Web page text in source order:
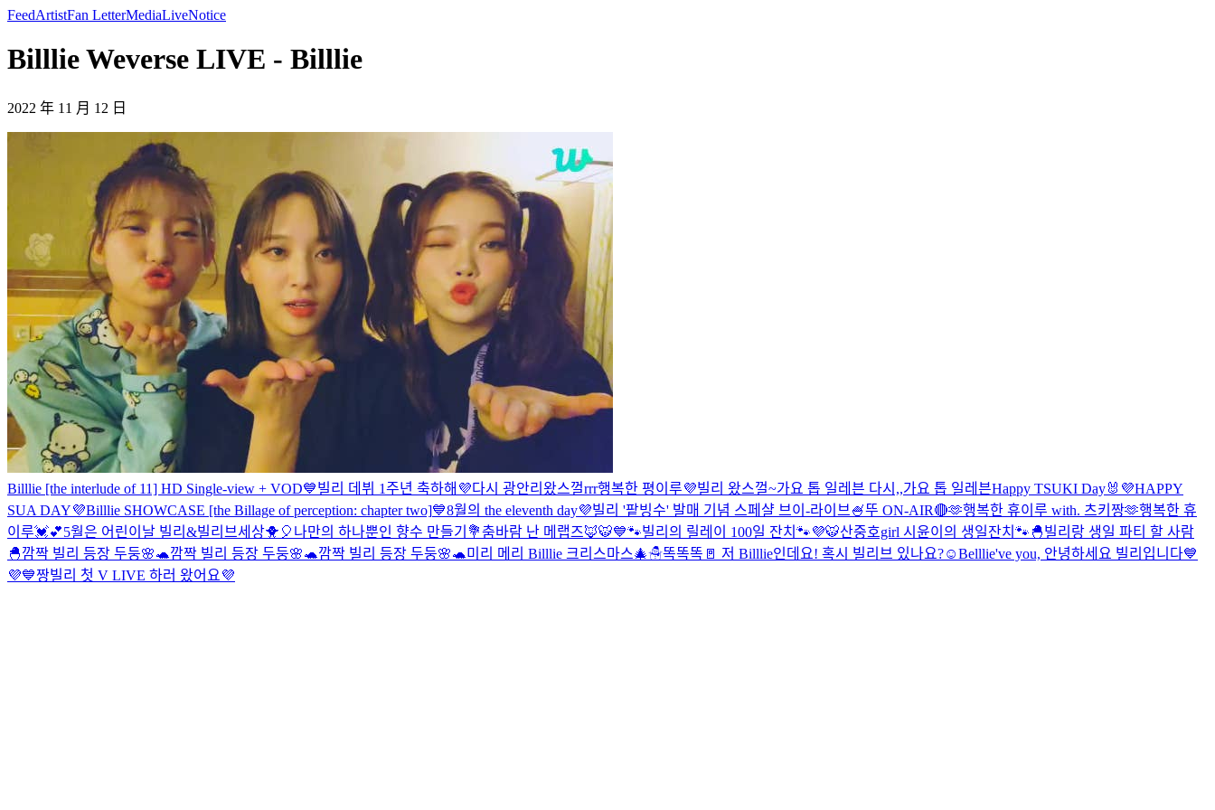
FeedArtistFan LetterMediaLiveNotice
Billlie Weverse LIVE - Billlie
2022 年 11 月 12 日
Billlie [the interlude of 11] HD Single-view + VOD💙빌리 데뷔 1주년 축하해💜다시 광안리왔스껄rrr행복한 평이루💜빌리 왔스껄~가요 톱 일레븐 다시,,가요 톱 일레븐Happy TSUKI Day🐰 💜HAPPY
SUA DAY💜Billlie SHOWCASE [the Billage of perception: chapter two]💙8월의 the eleventh day💜빌리 '팥빙수' 발매 기념 스페샬 브이-라이브🍧뚜 ON-AIR🔴🫶행복한 휴이루 with. 츠키짱🫶행복한 휴
이루💓💕5월은 어린이날 빌리&빌리브세상🐥🎈 나만의 하나뿐인 향수 만들기💐춤바람 난 메랩즈🦊🐯💙🐾빌리의 릴레이 100일 잔치🐾💜🐯산중호girl 시윤이의 생일잔치🐾 🐣빌리랑 생일 파티 할 사람
🐣깜짝 빌리 등장 두둥🌸🐢깜짝 빌리 등장 두둥🌸🐢깜짝 빌리 등장 두둥🌸🐢미리 메리 Billlie 크리스마스🎄☃똑똑똑🚪 저 Billlie인데요! 혹시 빌리브 있나요?☺️Belllie've you, 안녕하세요 빌리입니다💙
💜💙짱빌리 첫 V LIVE 하러 왔어요💜